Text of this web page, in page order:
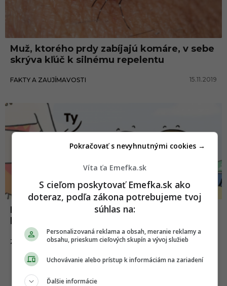
Muž, ktorého prdy zabíjajú komáre, v sebe
skrýva kľúč k silnému repelentu
FAKTY A ZAUJÍMAVOSTI 15.11.2019
Prvý letný deň a s ním týchto 20 vecí,
ZÁBAVA 21.06.2018
Víta ťa Emefka.sk
S cieľom poskytovať Emefka.sk ako
doteraz, podľa zákona potrebujeme tvoj
súhlas na:
Personalizovaná reklama a obsah, meranie reklamy a
obsahu, prieskum cieľových skupín a vývoj služieb
Uchovávanie alebo prístup k informáciám na zariadení
Ďalšie informácie
Pokračovať s nevyhnutnými cookies →